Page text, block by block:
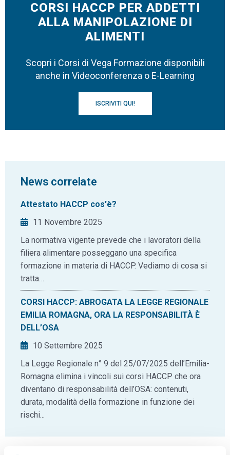
CORSI HACCP PER ADDETTI
ALLA MANIPOLAZIONE DI
ALIMENTI
Scopri i Corsi di Vega Formazione disponibili
anche in Videoconferenza o E-Learning
ISCRIVITI QUI!
News correlate
Attestato HACCP cos'è?
11 Novembre 2025
La normativa vigente prevede che i lavoratori della
filiera alimentare posseggano una specifica
formazione in materia di HACCP. Vediamo di cosa si
tratta…
CORSI HACCP: ABROGATA LA LEGGE REGIONALE
EMILIA ROMAGNA, ORA LA RESPONSABILITÀ È
DELL’OSA
10 Settembre 2025
La Legge Regionale n° 9 del 25/07/2025 dell’Emilia-
Romagna elimina i vincoli sui corsi HACCP che ora
diventano di responsabilità dell’OSA: contenuti,
durata, modalità della formazione in funzione dei
rischi...